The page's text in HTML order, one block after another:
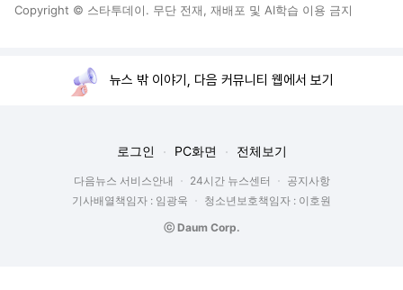
Copyright © 스타투데이. 무단 전재, 재배포 및 AI학습 이용 금지
뉴스 밖 이야기, 다음 커뮤니티 웹에서 보기
로그인 PC화면 전체보기
다음뉴스 서비스안내 24시간 뉴스센터
공지사항
기사배열책임자 : 임광욱
청소년보호책임자 : 이호원
ⓒ Daum Corp.